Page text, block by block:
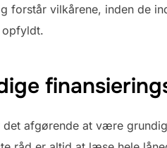
forstår vilkårene, inden de
opfyldt.
det afgørende at være